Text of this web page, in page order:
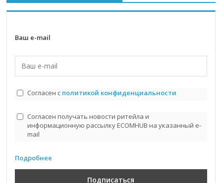
Ваш e-mail
Согласен с политикой конфиденциальности
Согласен получать новости ритейла и
информационную рассылку ECOMHUB на указанный e-
mail
Подробнее